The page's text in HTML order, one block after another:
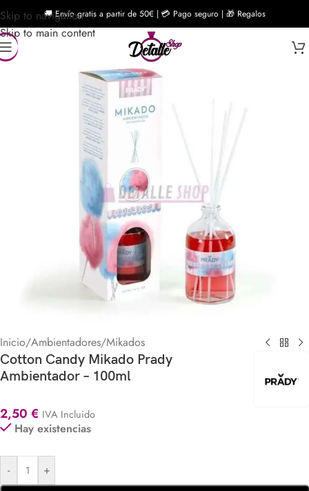
Skip to navigation
Skip to main content
🚚 Envío gratis a partir de 50€ | 💳 Pago seguro | 🎁 Regalos
Inicio/Ambientadores/Mikados
Cotton Candy Mikado Prady
Ambientador – 100ml
2,50 € IVA Incluido
Hay existencias
- +